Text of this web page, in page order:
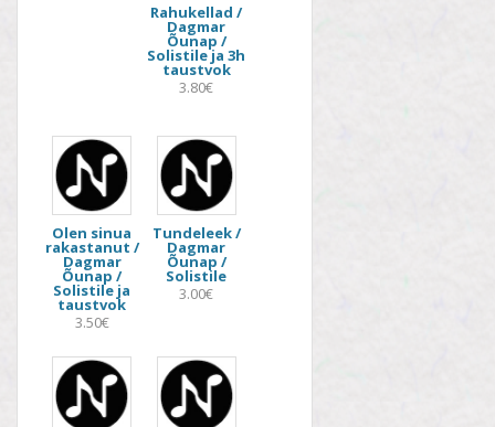
Rahukellad /
Dagmar
Õunap /
Solistile ja 3h
taustvok
3.80€
Olen sinua
rakastanut /
Dagmar
Õunap /
Solistile ja
taustvok
3.50€
Tundeleek /
Dagmar
Õunap /
Solistile
3.00€